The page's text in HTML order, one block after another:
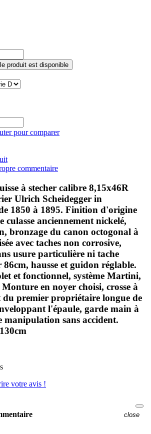
produit est disponible
pour comparer
commentaire
à stecher calibre 8,15x46R
Ulrich Scheidegger in
1850 à 1895. Finition d'origine
culasse anciennement nickelé,
bronzage du canon octogonal à
avec taches non corrosive,
usure particulière ni tache
hausse et guidon réglable.
et fonctionnel, système Martini,
Monture en noyer choisi, crosse à
du premier propriétaire longue de
l'épaule, garde main à
manipulation sans accident.
votre avis !
close